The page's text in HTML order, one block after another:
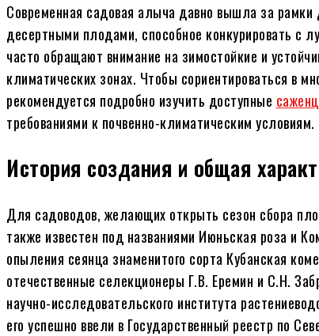
Современная садовая алыча давно вышла за рамки
десертными плодами, способное конкурировать с
часто обращают внимание на зимостойкие и
климатических зонах. Чтобы сориентироваться в
рекомендуется подробно изучить доступные
требованиями к почвенно-климатическим условиям.
История создания и общая
Для садоводов, желающих открыть сезон сбора
также известен под названиями Июньская роза и
опыления сеянца знаменитого сорта Кубанская
отечественные селекционеры Г.В. Еремин и С.Н.
научно-исследовательского института
его успешно ввели в Государственный реестр по